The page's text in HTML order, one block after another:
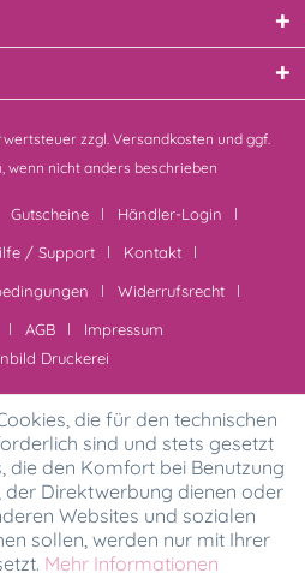
zzgl. Versandkosten und ggf.
wenn nicht anders beschrieben
Gutscheine
Händler-Login
/ Support
Kontakt
Widerrufsrecht
AGB
Impressum
Druckerei
die für den technischen
sind und stets gesetzt
die den Komfort bei Benutzung
der Direktwerbung dienen oder
Websites und sozialen
sollen, werden nur mit Ihrer
Mehr Informationen